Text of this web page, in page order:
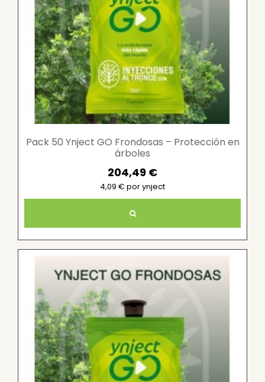
Pack 50 Ynject GO Frondosas – Protección en
árboles
204,49 €
4,09 € por ynject